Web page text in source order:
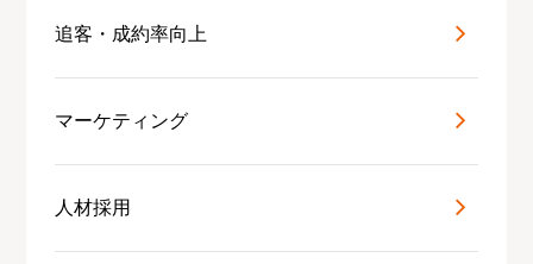
追客・成約率向上
マーケティング
人材採用